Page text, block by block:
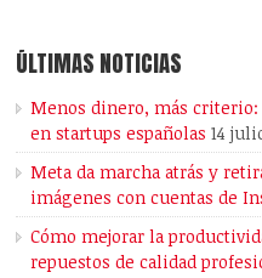
ÚLTIMAS NOTICIAS
Menos dinero, más
en startups españolas 14
Meta da marcha atrás y
imágenes con cuentas de
Cómo mejorar la
repuestos de calidad